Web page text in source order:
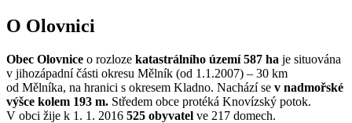
O Olovnici
Obec Olovnice o rozloze katastrálního území 587 ha je situována
v jihozápadní části okresu Mělník (od 1.1.2007) – 30 km
od Mělníka, na hranici s okresem Kladno. Nachází se v nadmořské
výšce kolem 193 m. Středem obce protéká Knovízský potok.
V obci žije k 1. 1. 2016 525 obyvatel ve 217 domech.